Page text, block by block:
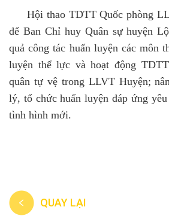
Hội thao TDTT Quốc phòng
để Ban Chỉ huy Quân sự huyện
quả công tác huấn luyện các môn
luyện thể lực và hoạt động
quân tự vệ trong LLVT Huyện;
lý, tổ chức huấn luyện đáp ứng
tình hình mới.
QUAY LẠI